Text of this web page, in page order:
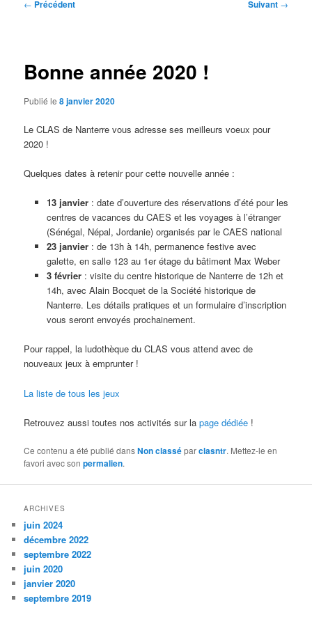
← Précédent Suivant →
Bonne année 2020 !
Publié le8 janvier 2020
Le CLAS de Nanterre vous adresse ses meilleurs voeux pour
2020 !
Quelques dates à retenir pour cette nouvelle année :
13 janvier : date d’ouverture des réservations d’été pour les
centres de vacances du CAES et les voyages à l’étranger
(Sénégal, Népal, Jordanie) organisés par le CAES national
23 janvier : de 13h à 14h, permanence festive avec
galette, en salle 123 au 1er étage du bâtiment Max Weber
3 février: visite du centre historique de Nanterre de 12h et
14h, avec Alain Bocquet de la Société historique de
Nanterre. Les détails pratiques et un formulaire d’inscription
vous seront envoyés prochainement.
Pour rappel, la ludothèque du CLAS vous attend avec de
nouveaux jeux à emprunter !
La liste de tous les jeux
Retrouvez aussi toutes nos activités sur lapage dédiée !
Ce contenu a été publié dansNon classéparclasntr. Mettez-le en
favori avec sonpermalien.
ARCHIVES
juin 2024
décembre 2022
septembre 2022
juin 2020
janvier 2020
septembre 2019